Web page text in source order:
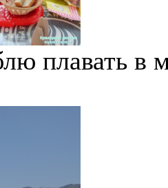
плавать в